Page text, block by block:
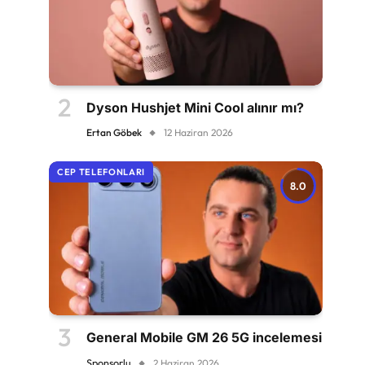
Dyson Hushjet Mini Cool alınır mı?
Ertan Göbek 12 Haziran 2026
8.0
CEP TELEFONLARI
General Mobile GM 26 5G incelemesi